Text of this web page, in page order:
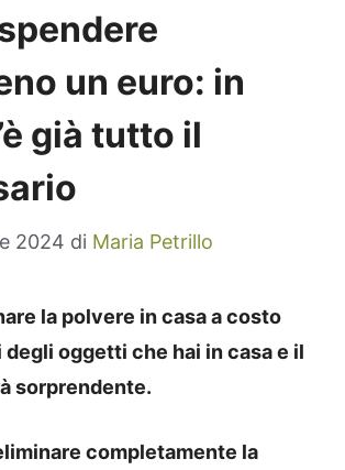
un euro: in
già tutto il
2024 di Maria Petrillo
la polvere in casa a costo
oggetti che hai in casa e il
sorprendente.
completamente la